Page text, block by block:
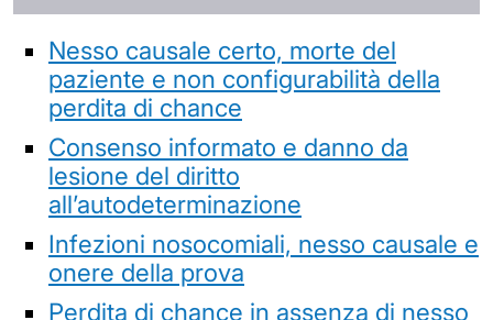
Nesso causale certo, morte del
paziente e non configurabilità della
perdita di chance
Consenso informato e danno da
lesione del diritto
all’autodeterminazione
Infezioni nosocomiali, nesso causale e
onere della prova
Perdita di chance in assenza di nesso